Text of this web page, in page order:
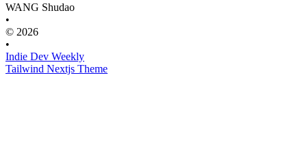
WANG Shudao
•
© 2026
•
Indie Dev Weekly
Tailwind Nextjs Theme